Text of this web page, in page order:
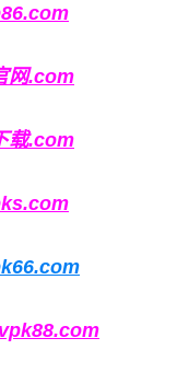
网.com
载.com